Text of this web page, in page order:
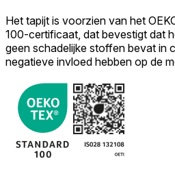
Het tapijt is voorzien van het
100-certificaat, dat bevestigt dat
geen schadelijke stoffen bevat in
negatieve invloed hebben op de